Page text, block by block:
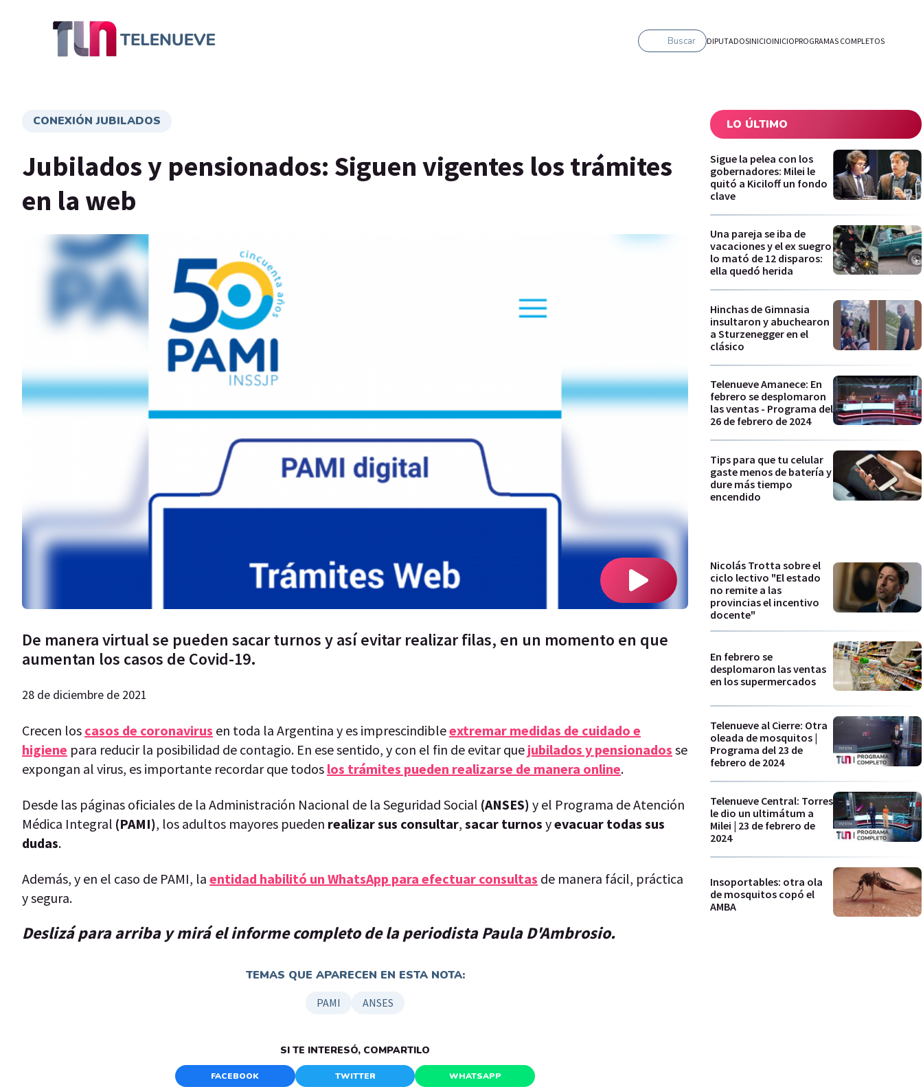
Buscar DIPUTADOSINICIOINICIOPROGRAMAS COMPLETOS
CONEXIÓN JUBILADOS
Jubilados y pensionados: Siguen vigentes los trámites
en la web
De manera virtual se pueden sacar turnos y así evitar realizar filas, en un momento en que
aumentan los casos de Covid-19.
28 de diciembre de 2021
Crecen los casos de coronavirus en toda la Argentina y es imprescindibleextremar medidas de cuidado e
higiene para reducir la posibilidad de contagio. En ese sentido, y con el fin de evitar que jubilados y pensionados se
expongan al virus, es importante recordar que todos los trámites pueden realizarse de manera online.
Desde las páginas oficiales de la Administración Nacional de la Seguridad Social (ANSES) y el Programa de Atención
Médica Integral (PAMI), los adultos mayores pueden realizar sus consultar, sacar turnos yevacuar todas sus
dudas.
Además, y en el caso de PAMI, la entidad habilitó un WhatsApp para efectuar consultas de manera fácil, práctica
y segura.
Deslizá para arriba y mirá el informe completo de la periodista Paula D'Ambrosio.
TEMAS QUE APARECEN EN ESTA NOTA:
PAMI ANSES
SI TE INTERESÓ, COMPARTILO
FACEBOOK TWITTER WHATSAPP
LO ÚLTIMO
Sigue la pelea con los
gobernadores: Milei le
quitó a Kiciloff un fondo
clave
Una pareja se iba de
vacaciones y el ex suegro
lo mató de 12 disparos:
ella quedó herida
Hinchas de Gimnasia
insultaron y abuchearon
a Sturzenegger en el
clásico
Telenueve Amanece: En
febrero se desplomaron
las ventas - Programa del
26 de febrero de 2024
Tips para que tu celular
gaste menos de batería y
dure más tiempo
encendido
Nicolás Trotta sobre el
ciclo lectivo "El estado
no remite a las
provincias el incentivo
docente"
En febrero se
desplomaron las ventas
en los supermercados
Telenueve al Cierre: Otra
oleada de mosquitos |
Programa del 23 de
febrero de 2024
Telenueve Central: Torres
le dio un ultimátum a
Milei | 23 de febrero de
2024
Insoportables: otra ola
de mosquitos copó el
AMBA